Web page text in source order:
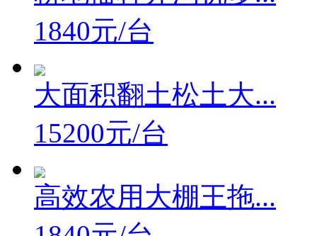
耕地播种开沟机多...
1840元/台
大面积翻土松土大...
15200元/台
高效农用大棚王拖...